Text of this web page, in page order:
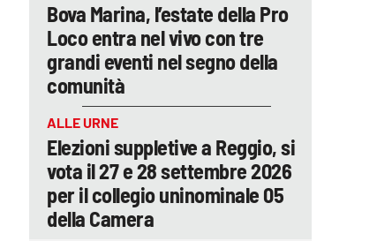
Bova Marina, l’estate della Pro
Loco entra nel vivo con tre
grandi eventi nel segno della
comunità
ALLE URNE
Elezioni suppletive a Reggio, si
vota il 27 e 28 settembre 2026
per il collegio uninominale 05
della Camera